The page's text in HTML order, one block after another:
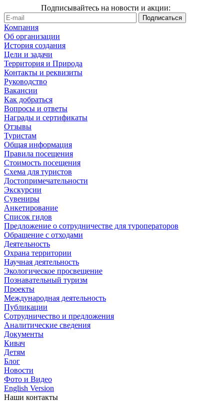
Подписывайтесь на новости и акции:
Компания
Об организации
История создания
Цели и задачи
Территория и Природа
Контакты и реквизиты
Руководство
Вакансии
Как добраться
Вопросы и ответы
Награды и сертификаты
Отзывы
Туристам
Общая информация
Правила посещения
Стоимость посещения
Схема для туристов
Достопримечательности
Экскурсии
Сувениры
Анкетирование
Список гидов
Предложение о сотрудничестве для туроператоров
Обращение с отходами
Деятельность
Охрана территории
Научная деятельность
Экологическое просвещение
Познавательный туризм
Проекты
Международная деятельность
Публикации
Сотрудничество и предложения
Аналитические сведения
Документы
Кивач
Детям
Блог
Новости
Фото и Видео
English Version
Наши контакты